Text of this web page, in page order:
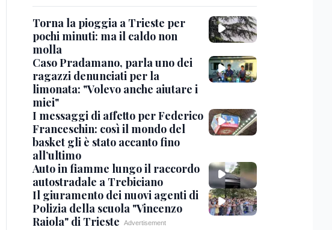
Torna la pioggia a Trieste per
pochi minuti: ma il caldo non
molla
Caso Pradamano, parla uno dei
ragazzi denunciati per la
limonata: "Volevo anche aiutare i
miei"
I messaggi di affetto per Federico
Franceschin: così il mondo del
basket gli è stato accanto fino
all’ultimo
Auto in fiamme lungo il raccordo
autostradale a Trebiciano
Il giuramento dei nuovi agenti di
Polizia della scuola "Vincenzo
Raiola" di Trieste